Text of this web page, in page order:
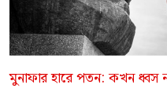
মুনাফার হারে পতন: কখন ধ্বস